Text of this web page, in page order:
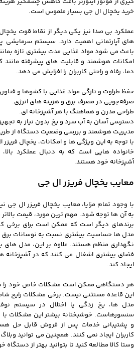
خرید یخچال ال جی بسیار ملموس است.
عملکرد بی صدا نیز یکی دیگر از نقاط قوت
های آپارتمانی اهمیت دارد. سیستم
باعث می شود مواد غذایی مدت بیشتری تازه
امکانات هوشمند و قابلیت های پیشرفته مانند
دما، رفاه و راحتی کاربران را افزایش می دهد.
حفظ طراوت و تازگی مواد غذایی با کشوها و
صرفه‌جویی در مصرف برق و هزینه‌ های انرژی.
طراحی مدرن و هماهنگ با هر آشپزخانه‌ ای.
دسترسی آسان به آب سرد و یخ بدون نیاز به
مدیریت هوشمند و بررسی وضعیت دستگاه از
با توجه به این ویژگی‌ ها و امکانات، یخچال
خانواده‌ هایی است که به دنبال عملکرد
آشپزخانه خود هستند.
معایب یخچال فریزر ال جی
با وجود تمام مزایا، معایب یخچال فریزر ال جی
به آن ها توجه شود. مهم ترین مورد، قیمت
برندهای دیگر است که ممکن است برای برخی
مدل ها حساسیت بیشتری نسبت به نوسانات برق
نگهداری منظم هستند. علاوه بر این، مدل های
فضای بیشتری اشغال می کنند که در
ایجاد کند.
هر دستگاهی ممکن است مشکلات خاص خود را
این قاعده مستثنی نیست. برخی مشکلات رایج
مدل ها، یخ زدگی یا اختلال در سیستم
سنسورهاست. خوشبختانه بیشتر این مشکلات
و پشتیبانی خدمات پس از فروش قابل حل
کاربران ایجاد نمی کنند. همچنین می توانید
وستا کالا مطالعه کنید تا بتوانید بهتر از